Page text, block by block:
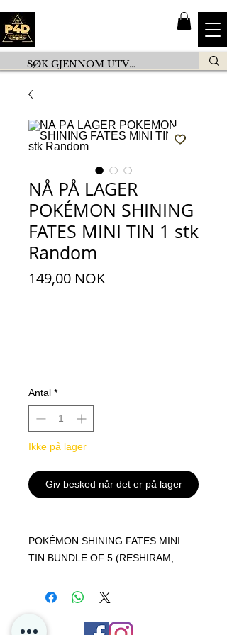
NÅ PÅ LAGER
POKÉMON SHINING
FATES MINI TIN 1 stk
Random
149,00 NOKPris
Antal *
Ikke på lager
Giv besked når det er på lager
POKÉMON SHINING FATES MINI
TIN BUNDLE OF 5 (RESHIRAM,
ZARUDE)